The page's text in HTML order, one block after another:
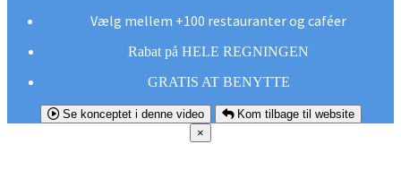
Vælg mellem +100 restauranter og caféer
Rabat på HELE REGNINGEN
GRATIS AT BENYTTE
Se konceptet i denne video
Kom tilbage til website
×